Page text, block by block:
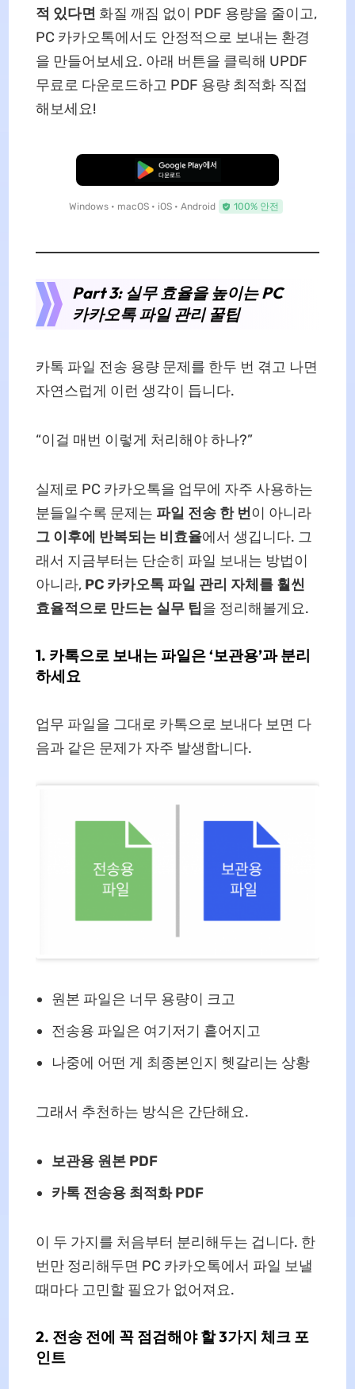
적 있다면 화질 깨짐 없이 PDF 용량을 줄이고,
PC 카카오톡에서도 안정적으로 보내는 환경
을 만들어보세요. 아래 버튼을 클릭해 UPDF
무료로 다운로드하고 PDF 용량 최적화 직접
해보세요!
무료로 다운로드
Windows • macOS • iOS • Android 100% 안전
Part 3: 실무 효율을 높이는 PC
카카오톡 파일 관리 꿀팁
카톡 파일 전송 용량 문제를 한두 번 겪고 나면
자연스럽게 이런 생각이 듭니다.
“이걸 매번 이렇게 처리해야 하나?”
실제로 PC 카카오톡을 업무에 자주 사용하는
분들일수록 문제는 파일 전송 한 번이 아니라
그 이후에 반복되는 비효율에서 생깁니다. 그
래서 지금부터는 단순히 파일 보내는 방법이
아니라, PC 카카오톡 파일 관리 자체를 훨씬
효율적으로 만드는 실무 팁을 정리해볼게요.
1. 카톡으로 보내는 파일은 ‘보관용’과 분리
하세요
업무 파일을 그대로 카톡으로 보내다 보면 다
음과 같은 문제가 자주 발생합니다.
원본 파일은 너무 용량이 크고
전송용 파일은 여기저기 흩어지고
나중에 어떤 게 최종본인지 헷갈리는 상황
그래서 추천하는 방식은 간단해요.
보관용 원본 PDF
카톡 전송용 최적화 PDF
이 두 가지를 처음부터 분리해두는 겁니다. 한
번만 정리해두면 PC 카카오톡에서 파일 보낼
때마다 고민할 필요가 없어져요.
2. 전송 전에 꼭 점검해야 할 3가지 체크 포
인트